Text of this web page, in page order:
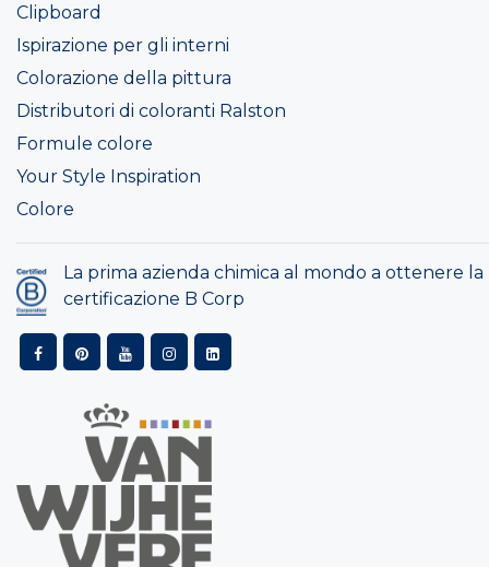
Clipboard
Ispirazione per gli interni
Colorazione della pittura
Distributori di coloranti Ralston
Formule colore
Your Style Inspiration
Colore
La prima azienda chimica al mondo a ottenere la
certificazione B Corp